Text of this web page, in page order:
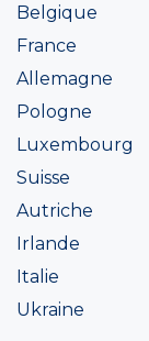
Belgique
France
Allemagne
Pologne
Luxembourg
Suisse
Autriche
Irlande
Italie
Ukraine